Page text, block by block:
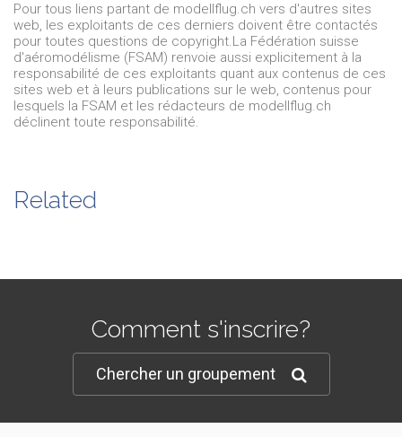
Pour tous liens partant de modellflug.ch vers d'autres sites
web, les exploitants de ces derniers doivent être contactés
pour toutes questions de copyright.La Fédération suisse
d'aéromodélisme (FSAM) renvoie aussi explicitement à la
responsabilité de ces exploitants quant aux contenus de ces
sites web et à leurs publications sur le web, contenus pour
lesquels la FSAM et les rédacteurs de modellflug.ch
déclinent toute responsabilité.
Related
Comment s'inscrire?
Chercher un groupement